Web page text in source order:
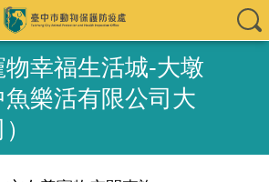
幸福生活城-大墩
魚樂活有限公司大